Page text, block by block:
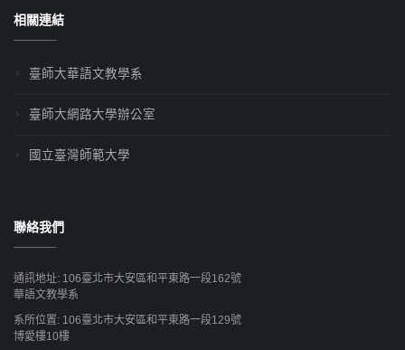
相關連結
臺師大華語文教學系
臺師大網路大學辦公室
國立臺灣師範大學
聯絡我們
通訊地址: 106臺北市大安區和平東路一段162號
華語文教學系
系所位置: 106臺北市大安區和平東路一段129號
博愛樓10樓